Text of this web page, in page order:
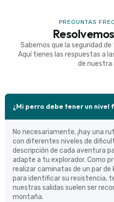
PREGUNTAS
Sabemos que la seguridad
Aquí tienes las respuestas a
de nuestra
¿Mi perro debe tener un nivel
No necesariamente, ¡hay una
con diferentes niveles de
descripción de cada aventura
adapte a tu explorador. Como
realizar caminatas de un par
para identificar su resistencia,
nuestras salidas suelen ser
montaña.